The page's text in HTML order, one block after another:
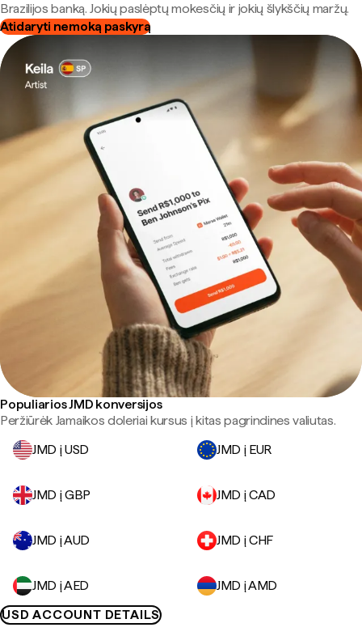
Brazilijos banką. Jokių paslėptų mokesčių ir jokių šlykščių maržų.
Atidaryti nemoką paskyrą
Populiarios JMD konversijos
Peržiūrėk Jamaikos doleriai kursus į kitas pagrindines valiutas.
JMD į USD
JMD į EUR
JMD į GBP JMD į CAD
JMD į AUD JMD į CHF
JMD į AED
JMD į AMD
USD ACCOUNT DETAILS